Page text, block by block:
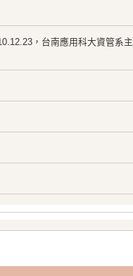
，台南應用科大資管系主